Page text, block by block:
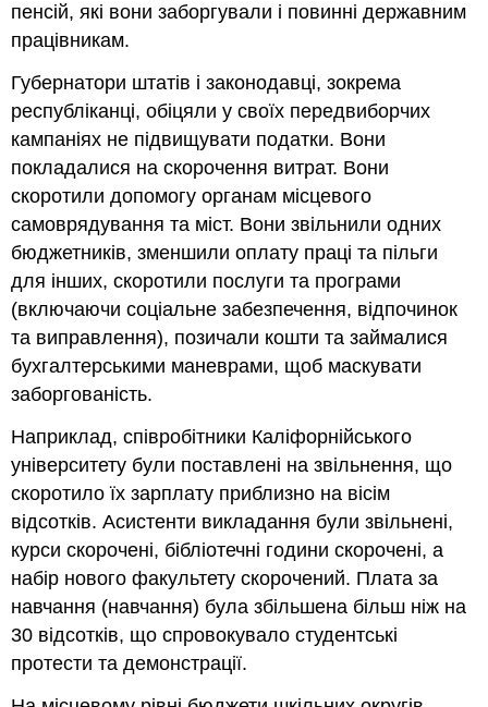
пенсій, які вони заборгували і повинні державним
працівникам.
Губернатори штатів і законодавці, зокрема
республіканці, обіцяли у своїх передвиборчих
кампаніях не підвищувати податки. Вони
покладалися на скорочення витрат. Вони
скоротили допомогу органам місцевого
самоврядування та міст. Вони звільнили одних
бюджетників, зменшили оплату праці та пільги
для інших, скоротили послуги та програми
(включаючи соціальне забезпечення, відпочинок
та виправлення), позичали кошти та займалися
бухгалтерськими маневрами, щоб маскувати
заборгованість.
Наприклад, співробітники Каліфорнійського
університету були поставлені на звільнення, що
скоротило їх зарплату приблизно на вісім
відсотків. Асистенти викладання були звільнені,
курси скорочені, бібліотечні години скорочені, а
набір нового факультету скорочений. Плата за
навчання (навчання) була збільшена більш ніж на
30 відсотків, що спровокувало студентські
протести та демонстрації.